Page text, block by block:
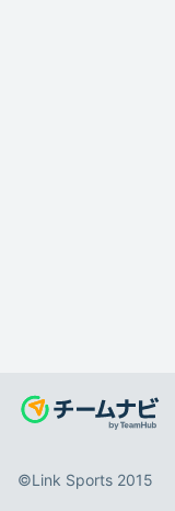
©️Link Sports 2015